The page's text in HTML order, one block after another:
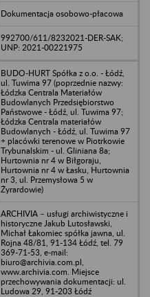
Dokumentacja osobowo-płacowa
992700/611/8232021-DER-SAK;
UNP: 2021-00221975
BUDO-HURT Spółka z o.o. - Łódź,
ul. Tuwima 97 (poprzednie nazwy:
Łódzka Centrala Materiałów
Budowlanych Przedsiębiorstwo
Państwowe - Łódź, ul. Tuwima 97;
Łódzka Centrala materiałów
Budowlanych - Łódź, ul. Tuwima 97
+ placówki terenowe w Piotrkowie
Trybunalskim - ul. Gliniana 8a;
Hurtownia nr 4 w Biłgoraju,
Hurtownia nr 4 w Łasku, Hurtownia
nr 3, ul. Przemysłowa 5 w
Żyrardowie)
ARCHIVIA – usługi archiwistyczne i
historyczne Jakub Lutosławski,
Michał Łakomiec spółka jawna, ul.
Rojna 48/81, 91-134 Łódź, tel. 79
369-71-53, e-mail:
biuro@archivia.com.pl,
www.archivia.com. Miejsce
przechowywania dokumentacji: ul.
Ludowa 29, 91-203 Łódź